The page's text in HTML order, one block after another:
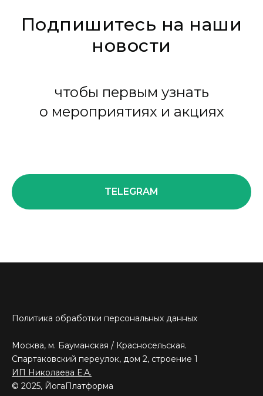
Подпишитесь на наши
новости
чтобы первым узнать
о мероприятиях и акциях
TELEGRAM
Политика обработки персональных данных
Москва, м. Бауманская / Красносельская.
Спартаковский переулок, дом 2, строение 1
ИП Николаева Е.А.
© 2025, ЙогаПлатформа